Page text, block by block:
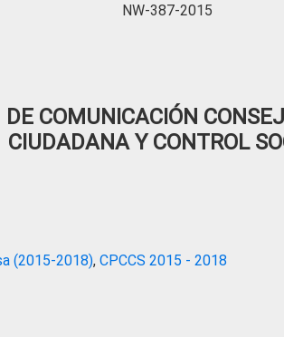
NW-387-2015
COMUNICACIÓN
CIUDADANA Y CONTROL
(2015-2018), CPCCS 2015 - 2018